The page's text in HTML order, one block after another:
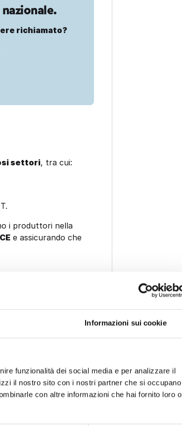
Informazioni sui cookie
funzionalità dei social media e per analizzare il
il nostro sito con i nostri partner che si occupano
con altre informazioni che hai fornito loro o
richiamato?
settori, tra cui:
i produttori nella
e assicurando che
da CEM nei
le aziende a